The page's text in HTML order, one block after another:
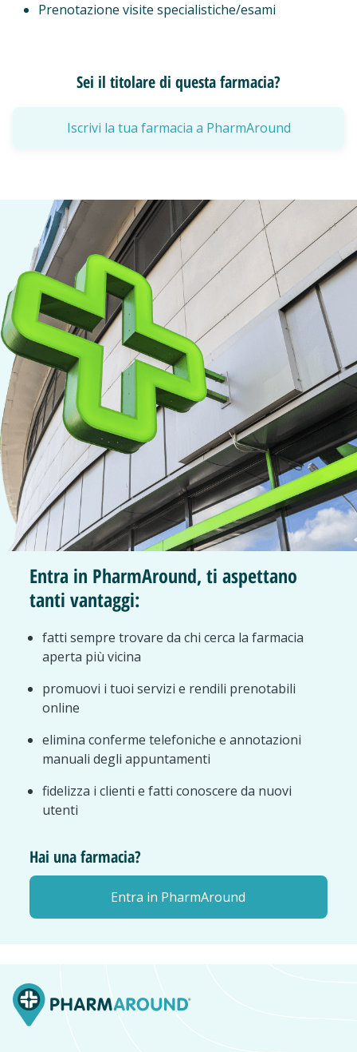
Prenotazione visite specialistiche/esami
Sei il titolare di questa farmacia?
Iscrivi la tua farmacia a PharmAround
Entra in PharmAround, ti aspettano
tanti vantaggi:
fatti sempre trovare da chi cerca la farmacia
aperta più vicina
promuovi i tuoi servizi e rendili prenotabili
online
elimina conferme telefoniche e annotazioni
manuali degli appuntamenti
fidelizza i clienti e fatti conoscere da nuovi
utenti
Hai una farmacia?
Entra in PharmAround